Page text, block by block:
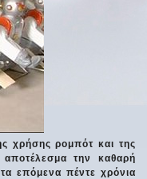
χρήσης ρομπότ και της
την καθαρή
επόμενα πέντε χρόνια